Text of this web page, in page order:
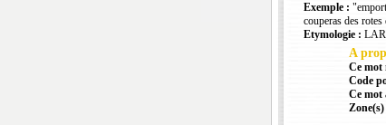
Exemple :
couperas des
Etymologie :
A
Ce mot
Code
Ce mot